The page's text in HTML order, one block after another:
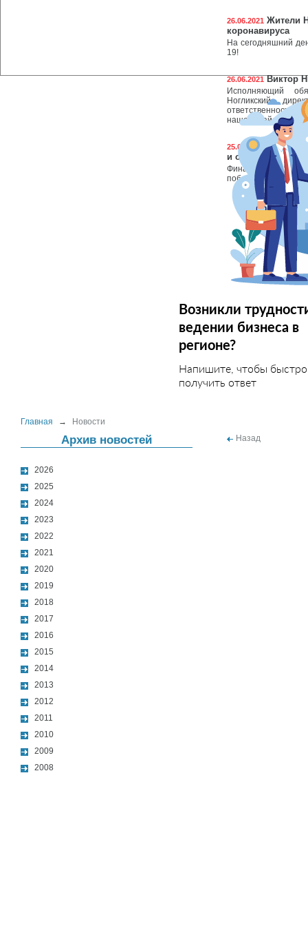
Возникли
ведении бизнеса в
регионе?
Напишите, чтобы быстро
получить ответ
Главная → Новости
Архив новостей
2026
2025
2024
2023
2022
2021
2020
2019
2018
2017
2016
2015
2014
2013
2012
2011
2010
2009
2008
26.06.2021 Жители
коронавируса
На сегодняшний
19!
26.06.2021Виктор
Исполняющий
Ногликский»,
ответственность
нашего района в
25.06.2021 Итоги
и открытых
Финансовое
победило в
Назад